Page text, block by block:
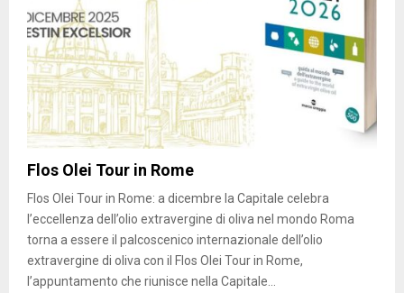
Flos Olei Tour in Rome
Flos Olei Tour in Rome: a dicembre la Capitale celebra
l’eccellenza dell’olio extravergine di oliva nel mondo Roma
torna a essere il palcoscenico internazionale dell’olio
extravergine di oliva con il Flos Olei Tour in Rome,
l’appuntamento che riunisce nella Capitale...